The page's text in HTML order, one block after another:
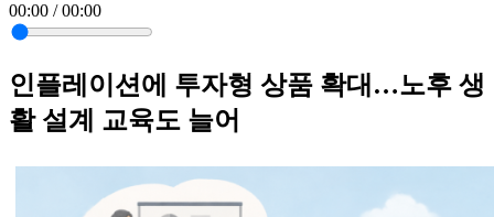
00:00 / 00:00
인플레이션에 투자형 상품 확대…노후 생
활 설계 교육도 늘어